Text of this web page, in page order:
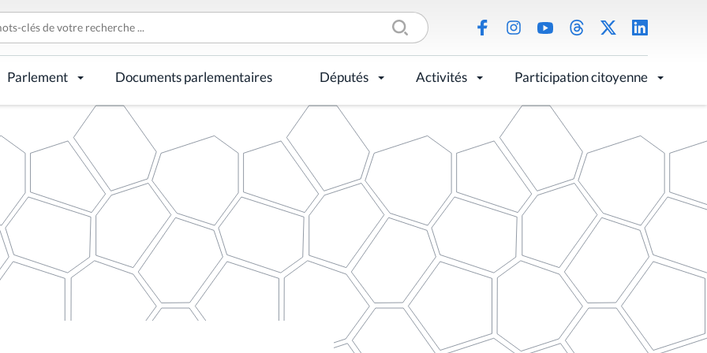
Parlement Documents parlementaires Députés Activités Participation citoyenne